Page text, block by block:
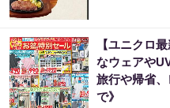
【ユニクロ
なウェアや
旅行や帰省
で》